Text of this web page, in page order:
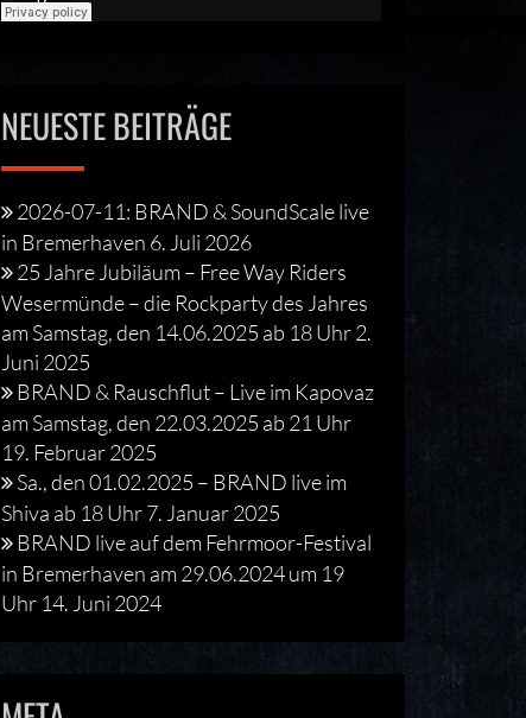
NEUESTE BEITRÄGE
2026-07-11: BRAND & SoundScale live
in Bremerhaven 6. Juli 2026
25 Jahre Jubiläum – Free Way Riders
Wesermünde – die Rockparty des Jahres
am Samstag, den 14.06.2025 ab 18 Uhr2.
Juni 2025
BRAND & Rauschflut – Live im Kapovaz
am Samstag, den 22.03.2025 ab 21 Uhr
19. Februar 2025
Sa., den 01.02.2025 – BRAND live im
Shiva ab 18 Uhr7. Januar 2025
BRAND live auf dem Fehrmoor-Festival
in Bremerhaven am 29.06.2024 um 19
Uhr 14. Juni 2024